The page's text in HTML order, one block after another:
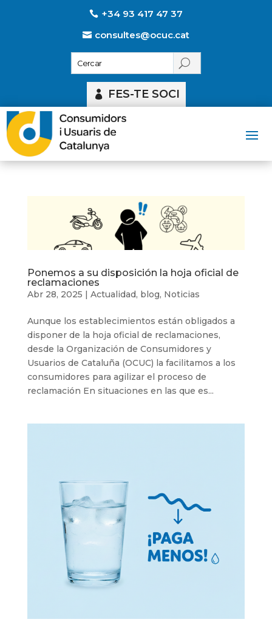
+34 93 417 47 37
consultes@ocuc.cat
FES-TE SOCI
Ponemos a su disposición la hoja oficial de
reclamaciones
Abr 28, 2025 | Actualidad, blog, Noticias
Aunque los establecimientos están obligados a
disponer de la hoja oficial de reclamaciones,
desde la Organización de Consumidores y
Usuarios de Cataluña (OCUC) la facilitamos a los
consumidores para agilizar el proceso de
reclamación En situaciones en las que es...